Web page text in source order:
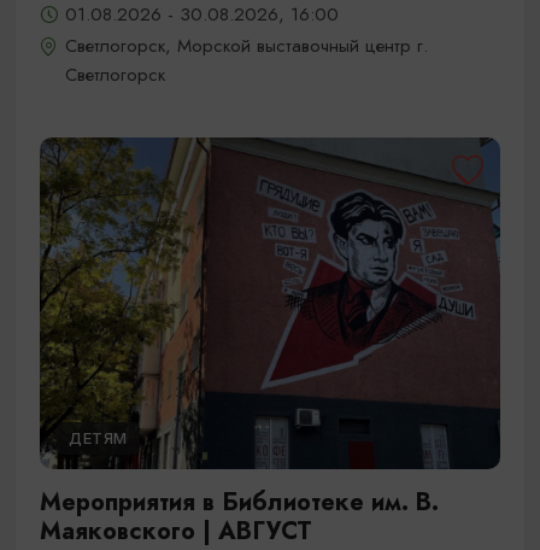
01.08.2026 - 30.08.2026, 16:00
Светлогорск, Морской выставочный центр г.
Светлогорск
ДЕТЯМ
Мероприятия в Библиотеке им. В.
Маяковского | АВГУСТ